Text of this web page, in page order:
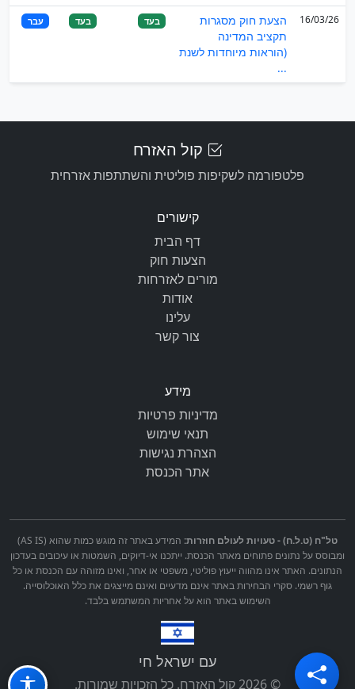
16/03/26
הצעת חוק מסגרות
תקציב המדינה
(הוראות מיוחדות לשנת
...
בעד בעד עבר
קול האזרח
פלטפורמה לשקיפות פוליטית והשתתפות אזרחית
קישורים
דף הבית
הצעות חוק
מורים לאזרחות
אודות
עלינו
צור קשר
מידע
מדיניות פרטיות
תנאי שימוש
הצהרת נגישות
אתר הכנסת
טל"ח (ט.ל.ח) - טעויות לעולם חוזרות:
המידע באתר זה מוגש כמות שהוא (AS IS)
ומבוסס על נתונים פתוחים מאתר הכנסת. ייתכנו אי-דיוקים, השמטות או עיכובים בעדכון
הנתונים. האתר אינו מהווה ייעוץ פוליטי, משפטי או אחר, ואינו מזוהה עם הכנסת או כל
גוף רשמי. סקרי הבחירות באתר אינם מדעיים ואינם מייצגים את כלל האוכלוסייה.
השימוש באתר הוא על אחריות המשתמש בלבד.
עם ישראל חי
© 2026 קול האזרח. כל הזכויות שמורות.